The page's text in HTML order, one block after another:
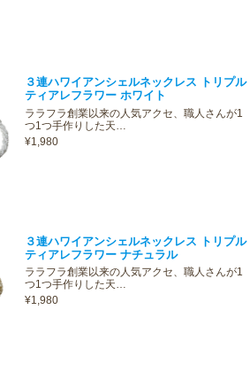
３連ハワイアンシェルネックレス トリプル
ティアレフラワー ホワイト
ララフラ創業以来の人気アクセ、職人さんが1
つ1つ手作りした天…
¥1,980
３連ハワイアンシェルネックレス トリプル
ティアレフラワー ナチュラル
ララフラ創業以来の人気アクセ、職人さんが1
つ1つ手作りした天…
¥1,980